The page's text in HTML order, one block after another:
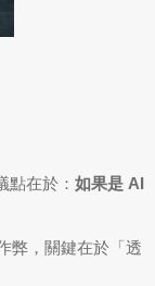
在於： 如果是 AI
弊，關鍵在於「透